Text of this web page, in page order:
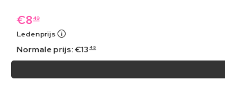
€8 49
Ledenprijs
Normale prijs:€13 49